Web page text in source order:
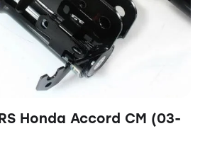
Honda Accord CM (03-